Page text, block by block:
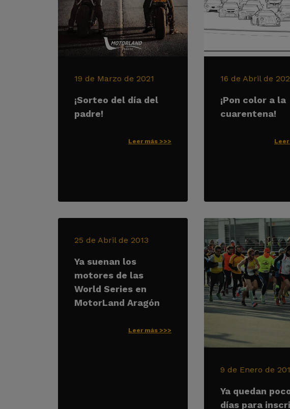
19 de Marzo de 2021
¡Sorteo del día del
padre!
Leer más >>>
16 de Abril de
¡Pon color a la
cuarentena!
Leer
25 de Abril de 2013
Ya suenan los
motores de las
World Series en
MotorLand Aragón
Leer más >>>
9 de Enero de
Ya quedan
días para